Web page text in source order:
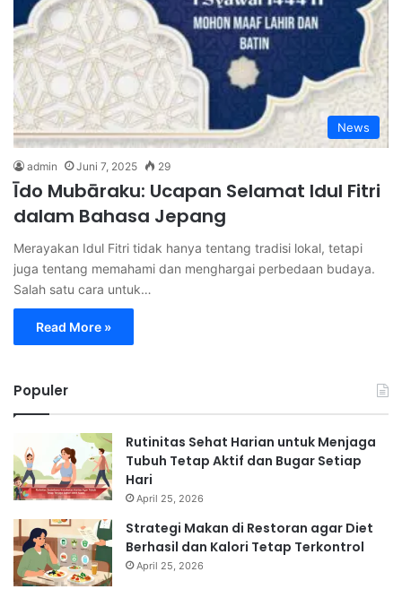
News
admin Juni 7, 2025 29
Īdo Mubāraku: Ucapan Selamat Idul Fitri
dalam Bahasa Jepang
Merayakan Idul Fitri tidak hanya tentang tradisi lokal, tetapi
juga tentang memahami dan menghargai perbedaan budaya.
Salah satu cara untuk…
Read More »
Populer
Rutinitas Sehat Harian untuk Menjaga
Tubuh Tetap Aktif dan Bugar Setiap
Hari
April 25, 2026
Strategi Makan di Restoran agar Diet
Berhasil dan Kalori Tetap Terkontrol
April 25, 2026